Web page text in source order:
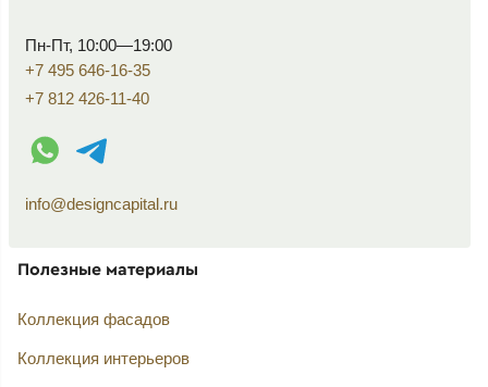
Пн-Пт, 10:00—19:00
+7 495 646-16-35
+7 812 426-11-40
WhatsApp контакт
Telegram контакт
info@designcapital.ru
Полезные материалы
Коллекция фасадов
Коллекция интерьеров